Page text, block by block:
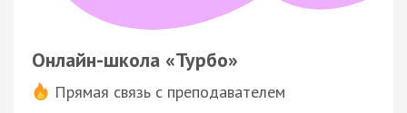
Онлайн-школа «Турбо»
Прямая связь с преподавателем